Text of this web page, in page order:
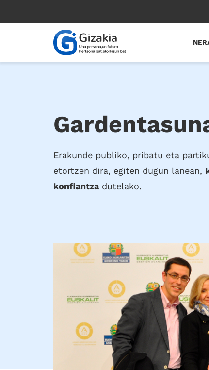
Erakunde publiko, pribatu eta
etortzen dira, egiten dugun lanean,
konfiantzadutelako.